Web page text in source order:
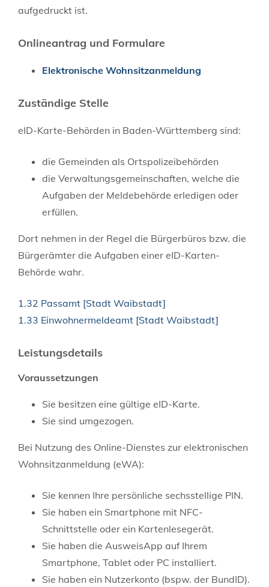
aufgedruckt ist.
Onlineantrag und Formulare
Elektronische Wohnsitzanmeldung
Zuständige Stelle
eID-Karte-Behörden in Baden-Württemberg sind:
die Gemeinden als Ortspolizeibehörden
die Verwaltungsgemeinschaften, welche die
Aufgaben der Meldebehörde erledigen oder
erfüllen.
Dort nehmen in der Regel die Bürgerbüros bzw. die
Bürgerämter die Aufgaben einer eID-Karten-
Behörde wahr.
1.32 Passamt [Stadt Waibstadt]
1.33 Einwohnermeldeamt [Stadt Waibstadt]
Leistungsdetails
Voraussetzungen
Sie besitzen eine gültige eID-Karte.
Sie sind umgezogen.
Bei Nutzung des Online-Dienstes zur elektronischen
Wohnsitzanmeldung (eWA):
Sie kennen Ihre persönliche sechsstellige PIN.
Sie haben ein Smartphone mit NFC-
Schnittstelle oder ein Kartenlesegerät.
Sie haben die AusweisApp auf Ihrem
Smartphone, Tablet oder PC installiert.
Sie haben ein Nutzerkonto (bspw. der BundID).